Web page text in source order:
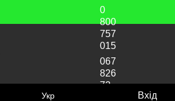
0
800
757
015
067
826
72
Укр Вхід